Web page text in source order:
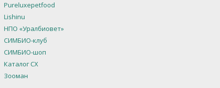
Pureluxepetfood
Lishinu
НПО «Уралбиовет»
СИМБИО-клуб
СИМБИО-шоп
Каталог СХ
Зооман